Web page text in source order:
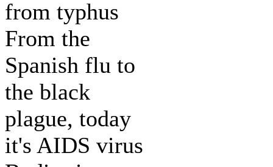
from typhus
From the
Spanish flu to
the black
plague, today
it's AIDS virus